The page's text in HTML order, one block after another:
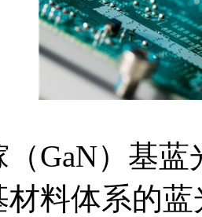
）基蓝
料体系的